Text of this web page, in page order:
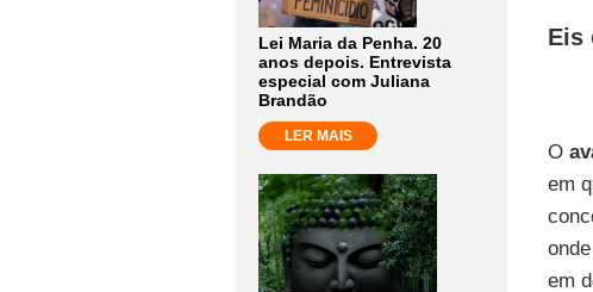
Lei Maria da Penha. 20
anos depois. Entrevista
especial com Juliana
Brandão
LER MAIS
Eis
O
em
em